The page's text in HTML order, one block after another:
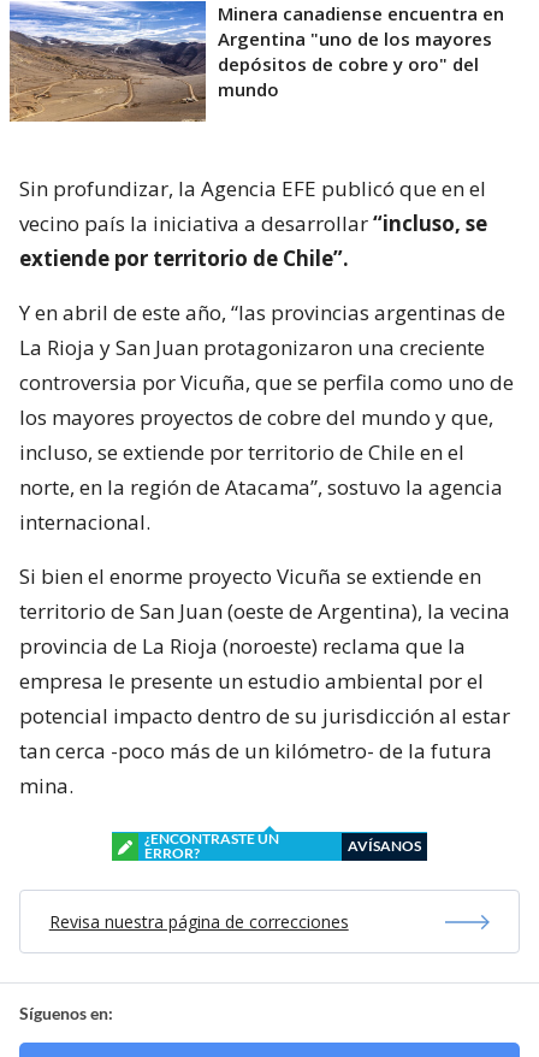
Minera canadiense encuentra en
Argentina "uno de los mayores
depósitos de cobre y oro" del
mundo
Sin profundizar, la Agencia EFE publicó que en el
vecino país la iniciativa a desarrollar“incluso, se
extiende por territorio de Chile”.
Y en abril de este año, “las provincias argentinas de
La Rioja y San Juan protagonizaron una creciente
controversia por Vicuña, que se perfila como uno de
los mayores proyectos de cobre del mundo y que,
incluso, se extiende por territorio de Chile en el
norte, en la región de Atacama”, sostuvo la agencia
internacional.
Si bien el enorme proyecto Vicuña se extiende en
territorio de San Juan (oeste de Argentina), la vecina
provincia de La Rioja (noroeste) reclama que la
empresa le presente un estudio ambiental por el
potencial impacto dentro de su jurisdicción al estar
tan cerca -poco más de un kilómetro- de la futura
mina.
¿ENCONTRASTE UN
ERROR?
AVÍSANOS
Revisa nuestra página de correcciones
Síguenos en: